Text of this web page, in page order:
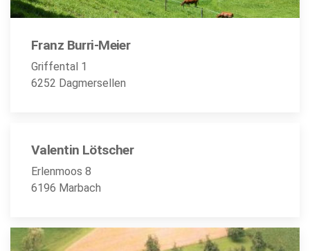
Franz Burri-Meier
Griffental 1
6252 Dagmersellen
Valentin Lötscher
Erlenmoos 8
6196 Marbach